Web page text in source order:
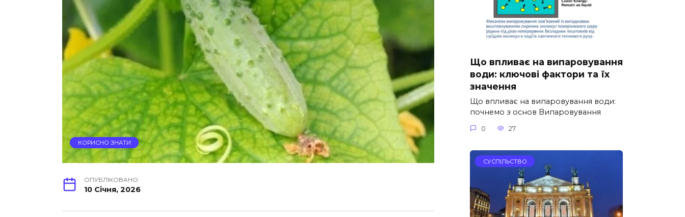
КОРИСНО ЗНАТИ
ОПУБЛІКОВАНО
10 Січня, 2026
Що впливає на випаровування
води: ключові фактори та їх
значення
Що впливає на випаровування води:
почнемо з основ Випаровування
0 27
СУСПІЛЬСТВО